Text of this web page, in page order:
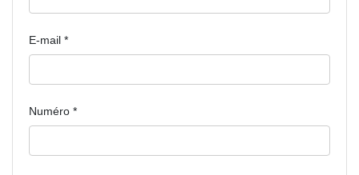
E-mail *
Numéro *